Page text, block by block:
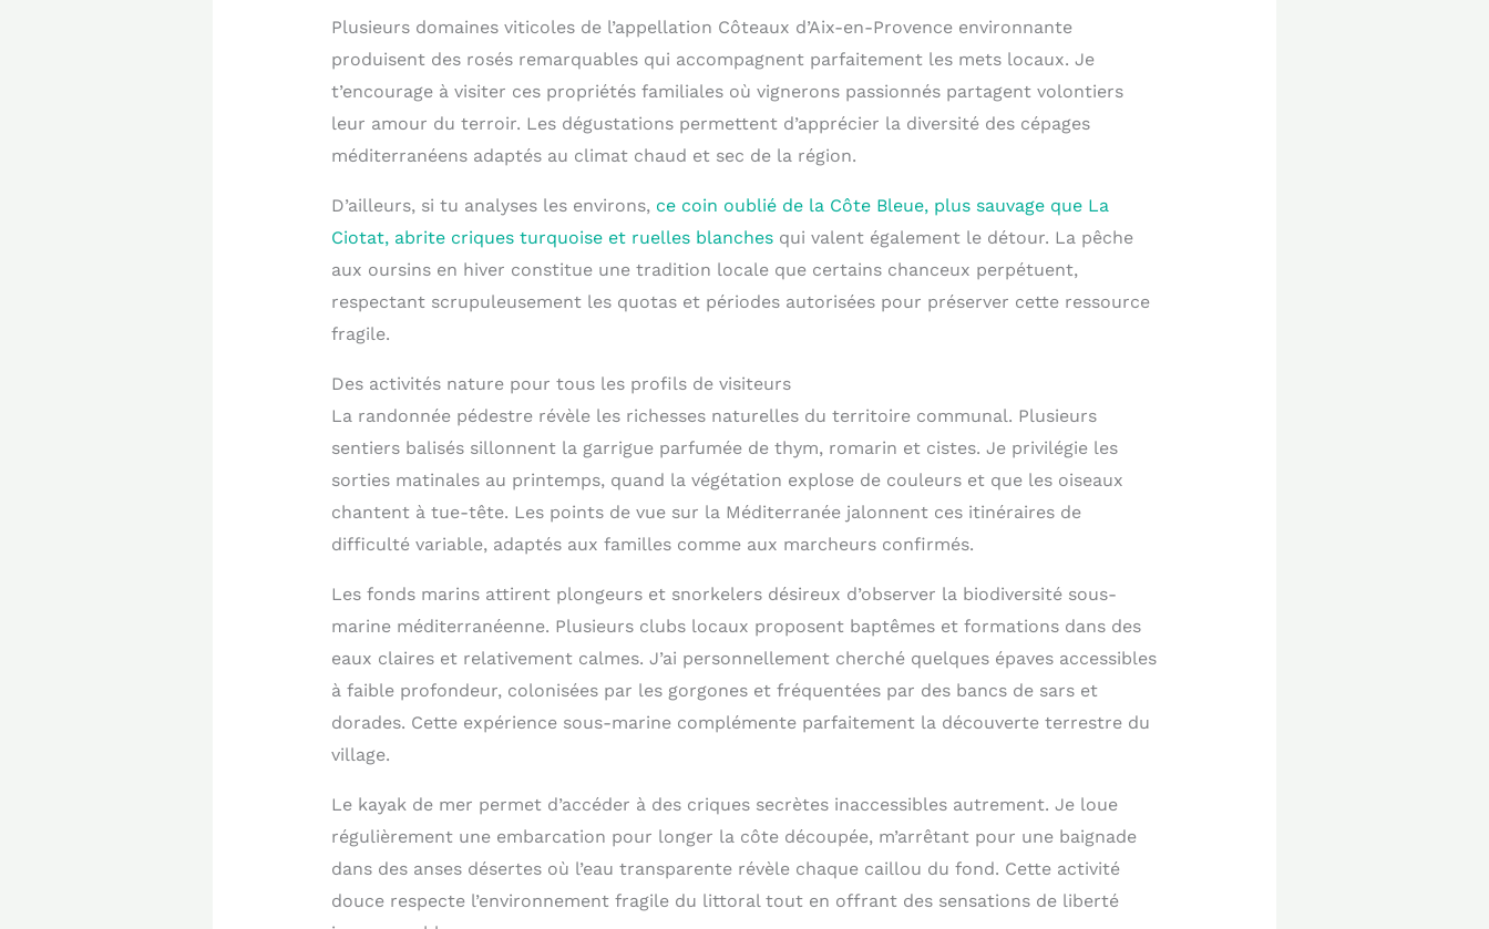
Plusieurs domaines viticoles de l’appellation Côteaux d’Aix-en-Provence environnante
produisent des rosés remarquables qui accompagnent parfaitement les mets locaux. Je
t’encourage à visiter ces propriétés familiales où vignerons passionnés partagent volontiers
leur amour du terroir. Les dégustations permettent d’apprécier la diversité des cépages
méditerranéens adaptés au climat chaud et sec de la région.
D’ailleurs, si tu analyses les environs, ce coin oublié de la Côte Bleue, plus sauvage que La
Ciotat, abrite criques turquoise et ruelles blanchesqui valent également le détour. La pêche
aux oursins en hiver constitue une tradition locale que certains chanceux perpétuent,
respectant scrupuleusement les quotas et périodes autorisées pour préserver cette ressource
fragile.
Des activités nature pour tous les profils de visiteurs
La randonnée pédestre révèle les richesses naturelles du territoire communal. Plusieurs
sentiers balisés sillonnent la garrigue parfumée de thym, romarin et cistes. Je privilégie les
sorties matinales au printemps, quand la végétation explose de couleurs et que les oiseaux
chantent à tue-tête. Les points de vue sur la Méditerranée jalonnent ces itinéraires de
difficulté variable, adaptés aux familles comme aux marcheurs confirmés.
Les fonds marins attirent plongeurs et snorkelers désireux d’observer la biodiversité sous-
marine méditerranéenne. Plusieurs clubs locaux proposent baptêmes et formations dans des
eaux claires et relativement calmes. J’ai personnellement cherché quelques épaves accessibles
à faible profondeur, colonisées par les gorgones et fréquentées par des bancs de sars et
dorades. Cette expérience sous-marine complémente parfaitement la découverte terrestre du
village.
Le kayak de mer permet d’accéder à des criques secrètes inaccessibles autrement. Je loue
régulièrement une embarcation pour longer la côte découpée, m’arrêtant pour une baignade
dans des anses désertes où l’eau transparente révèle chaque caillou du fond. Cette activité
douce respecte l’environnement fragile du littoral tout en offrant des sensations de liberté